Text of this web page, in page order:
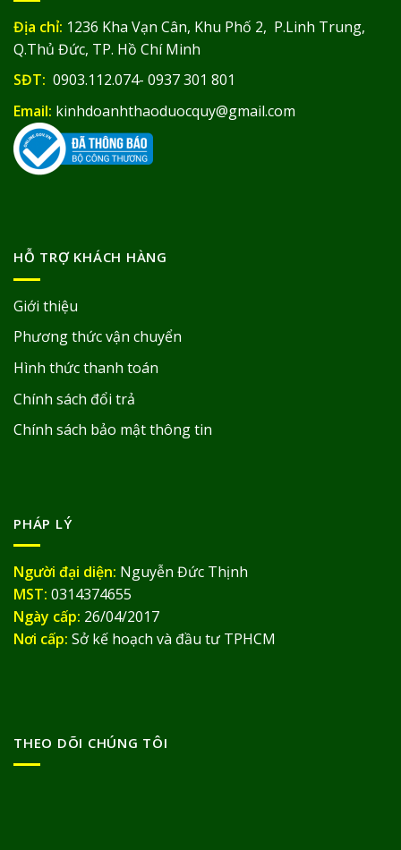
Địa chỉ: 1236 Kha Vạn Cân, Khu Phố 2, P.Linh Trung,
Q.Thủ Đức, TP. Hồ Chí Minh
SĐT: 0903.112.074- 0937 301 801
Email: kinhdoanhthaoduocquy@gmail.com
HỖ TRỢ KHÁCH HÀNG
Giới thiệu
Phương thức vận chuyển
Hình thức thanh toán
Chính sách đổi trả
Chính sách bảo mật thông tin
PHÁP LÝ
Người đại diện: Nguyễn Đức Thịnh
MST: 0314374655
Ngày cấp: 26/04/2017
Nơi cấp: Sở kế hoạch và đầu tư TPHCM
THEO DÕI CHÚNG TÔI